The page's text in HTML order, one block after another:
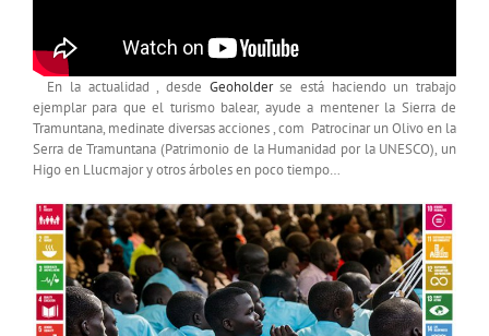
En la actualidad , desde Geoholderse está haciendo un trabajo
ejemplar para que el turismo balear, ayude a mentener la Sierra de
Tramuntana, medinate diversas acciones , com Patrocinar un Olivo en la
Serra de Tramuntana (Patrimonio de la Humanidad por la UNESCO), un
Higo en Llucmajor y otros árboles en poco tiempo…